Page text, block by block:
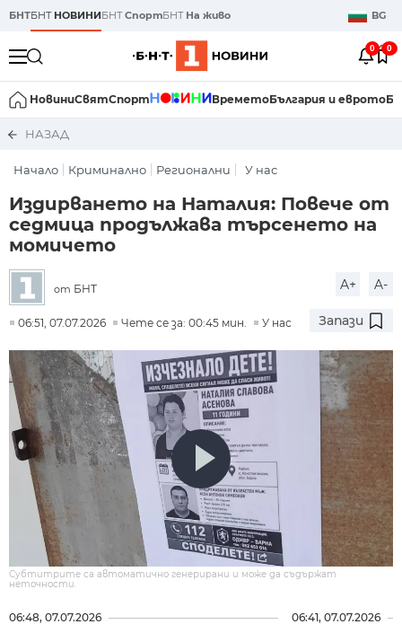
БНТБНТ НОВИНИБНТСпортБНТ На живо BG
0 0
НовиниСвятСпорт ВреметоБългария и еврото
НАЗАД
Начало Криминално Регионални У нас
Издирването на Наталия: Повече от
седмица продължава търсенето на
момичето
от БНТ A+ A-
06:51, 07.07.2026 Чете се за: 00:45 мин. У нас Запази
Субтитрите са автоматично генерирани и може да съдържат
неточности.
06:48, 07.07.2026 06:41, 07.07.2026